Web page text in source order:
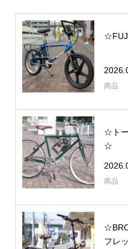
商品
☆ト
☆
商品
フレ